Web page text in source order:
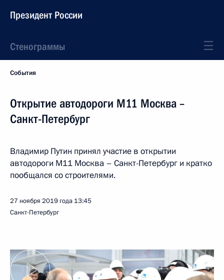
Президент России
Стенограммы
События
Открытие автодороги М11 Москва –
Санкт-Петербург
Владимир Путин принял участие в открытии
автодороги М11 Москва – Санкт-Петербург и кратко
пообщался со строителями.
27 ноября 2019 года 13:45
Санкт-Петербург